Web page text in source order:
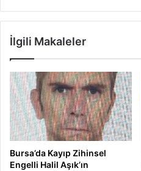
İlgili Makaleler
Bursa’da Kayıp Zihinsel
Engelli Halil Aşık’ın